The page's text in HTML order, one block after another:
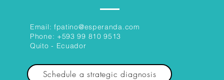
Email: fpatino@esperanda.com
Phone: +593 99 810 9513
Quito - Ecuador
Schedule a strategic diagnosis